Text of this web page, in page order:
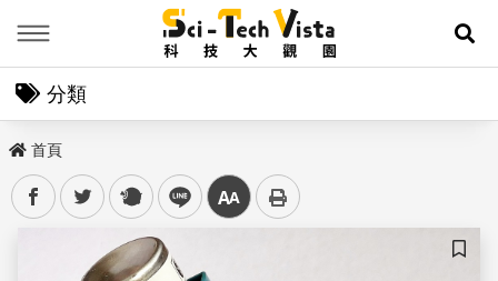
展
分類
首頁
facebooktwitter plurk line 中
儲存